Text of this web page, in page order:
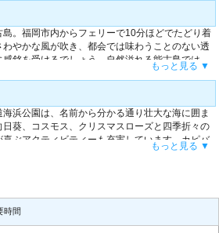
が植えられているため、冬から春にかけて天満宮
の200種類もの梅の品種が生み出す素晴らしい
客で絶えません。
。福岡市内からフェリーで10分ほどでたどり着
やかな風が吹き、都会では味わうことのない透
銘を受けるでしょう。自然溢れる能古島では、
をお楽しみいただけます。春には黄色の菜の花
咲く向日葵、秋にはピンク一色に咲き誇るコス
通して自然が見せる絶景をご満喫下さい。ま
日も見逃せません。
もっと見る ▼
浜公園は、名前から分かる通り壮大な海に囲ま
葵、コスモス、クリスマスローズと四季折々の
ぶアクティビティーも充実しています。カピバ
の森や様々な遊具が揃うワンダーワールド、バ
ャンプや大自然の中を走り抜けるサイクリング
もっと見る ▼
時間